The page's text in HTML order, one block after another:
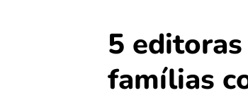
5
famílias